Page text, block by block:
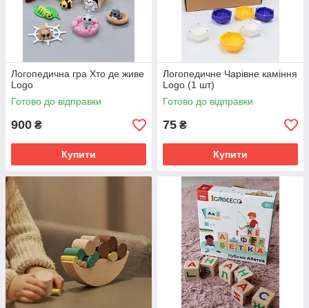
Логопедична гра Хто де живе
Logo
Готово до відправки
900 ₴
Купити
Логопедичне Чарівне каміння
Logo (1 шт)
Готово до відправки
75 ₴
Купити